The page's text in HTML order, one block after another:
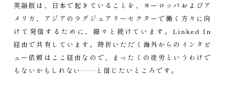
英語版は、日本で起きていることを、ヨーロッパおよびア
メリカ、アジアのラグジュアリーセクターで働く方々に向
けて発信するために、細々と続けています。Linked In
経由で共有しています。時折いただく海外からのインタビ
ュー依頼はここ経由なので、まったくの徒労というわけで
もないかもしれない……と信じたいところです。